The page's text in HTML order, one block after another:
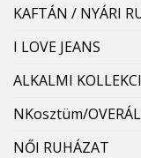
KAFTÁN / NYÁRI
I LOVE JEANS
ALKALMI
NKosztüm/OVERÁL
NŐI RUHÁZAT